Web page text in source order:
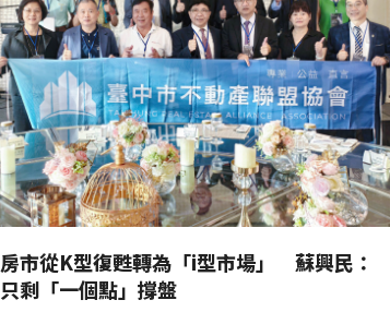
房市從K型復甦轉為「i型市場」 蘇興民：
只剩「一個點」撐盤